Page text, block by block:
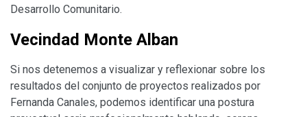
Desarrollo Comunitario.
Vecindad Monte Alban
Si nos detenemos a visualizar y reflexionar sobre los
resultados del conjunto de proyectos realizados por
Fernanda Canales, podemos identificar una postura